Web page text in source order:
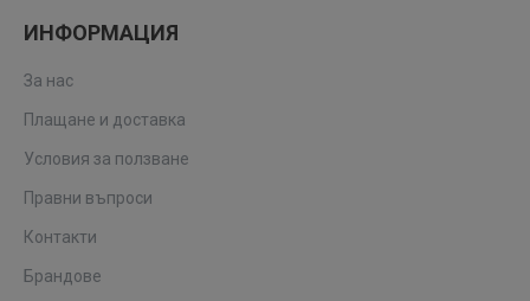
ИНФОРМАЦИЯ
За нас
Плащане и доставка
Условия за ползване
Правни въпроси
Контакти
Брандове